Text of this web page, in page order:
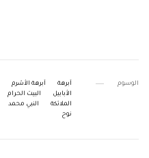
الوسوم آبرهة آبرهة الأشرم
الأبابيل
البيت الحرام
الملائكة
النبي محمد
نوح